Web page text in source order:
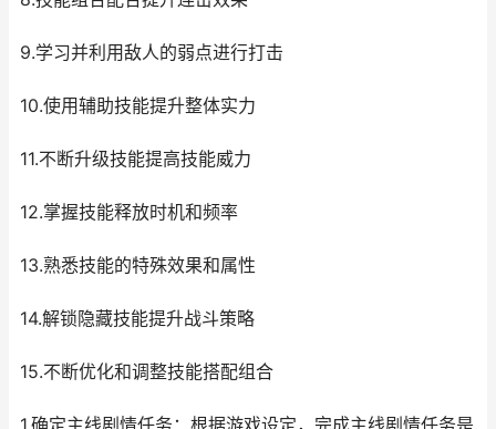
9.学习并利用敌人的弱点进行打击
10.使用辅助技能提升整体实力
11.不断升级技能提高技能威力
12.掌握技能释放时机和频率
13.熟悉技能的特殊效果和属性
14.解锁隐藏技能提升战斗策略
15.不断优化和调整技能搭配组合